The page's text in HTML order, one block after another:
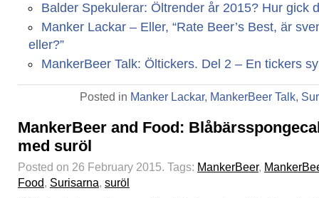
Balder Spekulerar: Öltrender år 2015? Hur gick
Manker Lackar – Eller, “Rate Beer’s Best, är
eller?”
MankerBeer Talk: Öltickers. Del 2 – En tickers
Posted in Manker Lackar, MankerBeer Talk,
MankerBeer and Food:
med suröl
Posted on 26 February 2015. Tags: MankerBeer,
Food, Surisarna, suröl